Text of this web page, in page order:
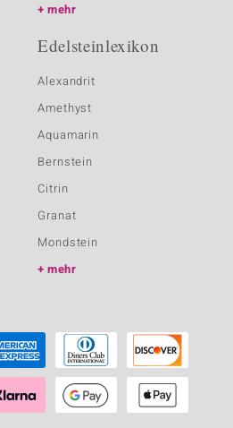
mehr
Edelsteinlexikon
Alexandrit
Amethyst
Aquamarin
Bernstein
Citrin
Granat
Mondstein
mehr